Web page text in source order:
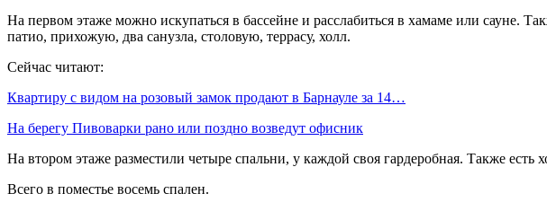
На первом этаже можно искупаться в бассейне и расслабиться в хамаме или сауне.
патио, прихожую, два санузла, столовую, террасу, холл.
Сейчас читают:
Квартиру с видом на розовый замок продают в Барнауле за 14…
На берегу Пивоварки рано или поздно возведут офисник
На втором этаже разместили четыре спальни, у каждой своя гардеробная. Также есть
Всего в поместье восемь спален.